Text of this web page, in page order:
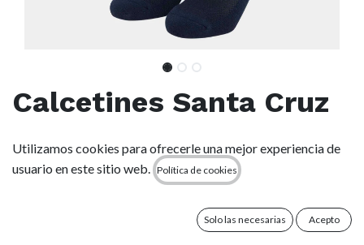
Calcetines Santa Cruz
Strip Socks - SP26
(0 reseña)
Utilizamos cookies para ofrecerle una mejor experiencia de
usuario en este sitio web.
Política de cookies
Solo las necesarias Acepto